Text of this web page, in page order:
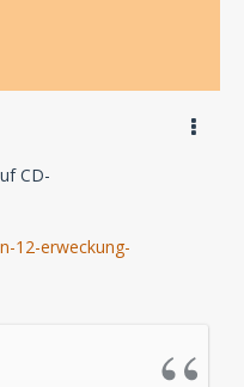
CD-
12-erweckung-